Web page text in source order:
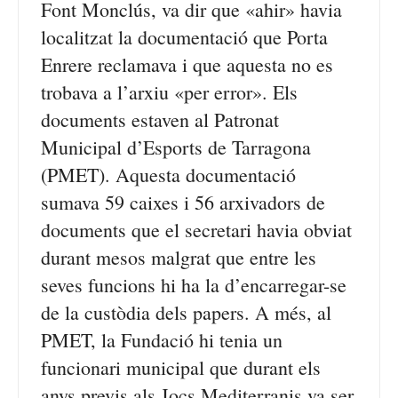
Font Monclús, va dir que «ahir» havia
localitzat la documentació que Porta
Enrere reclamava i que aquesta no es
trobava a l’arxiu «per error». Els
documents estaven al Patronat
Municipal d’Esports de Tarragona
(PMET). Aquesta documentació
sumava 59 caixes i 56 arxivadors de
documents que el secretari havia obviat
durant mesos malgrat que entre les
seves funcions hi ha la d’encarregar-se
de la custòdia dels papers. A més, al
PMET, la Fundació hi tenia un
funcionari municipal que durant els